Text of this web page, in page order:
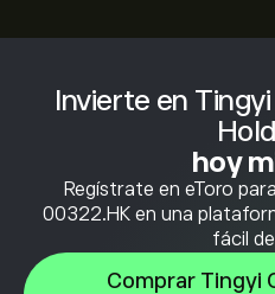
Invierte en
hoy
Regístrate en eToro
00322.HK en una
fácil
Comprar Tingyi